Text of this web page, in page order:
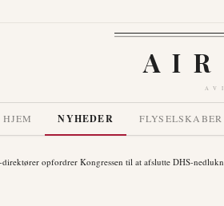
HJEM NYHEDER FLYSELSKABER
direktører opfordrer Kongressen til at afslutte DHS-